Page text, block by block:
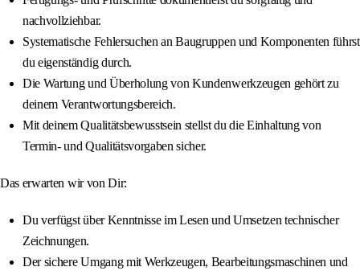
nachvollziehbar.
Systematische Fehlersuchen an Baugruppen und Komponenten führst
du eigenständig durch.
Die Wartung und Überholung von Kundenwerkzeugen gehört zu
deinem Verantwortungsbereich.
Mit deinem Qualitätsbewusstsein stellst du die Einhaltung von
Termin- und Qualitätsvorgaben sicher.
Das erwarten wir von Dir:
Du verfügst über Kenntnisse im Lesen und Umsetzen technischer
Zeichnungen.
Der sichere Umgang mit Werkzeugen, Bearbeitungsmaschinen und